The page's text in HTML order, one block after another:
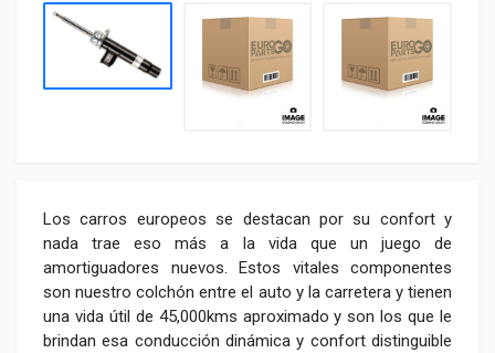
Los carros europeos se destacan por su confort y
nada trae eso más a la vida que un juego de
amortiguadores nuevos. Estos vitales componentes
son nuestro colchón entre el auto y la carretera y tienen
una vida útil de 45,000kms aproximado y son los que le
brindan esa conducción dinámica y confort distinguible